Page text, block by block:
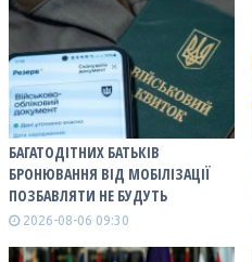
БАГАТОДІТНИХ БАТЬКІВ
БРОНЮВАННЯ ВІД МОБІЛІЗАЦІЇ
ПОЗБАВЛЯТИ НЕ БУДУТЬ
2026-08-06 09:30